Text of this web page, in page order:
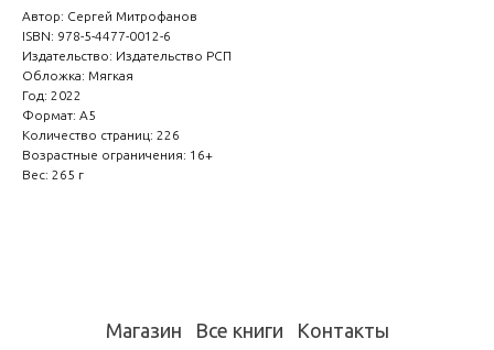
Автор: Сергей Митрофанов
ISBN: 978-5-4477-0012-6
Издательство: Издательство РСП
Обложка: Мягкая
Год: 2022
Формат: А5
Количество страниц: 226
Возрастные ограничения: 16+
Вес: 265 г
Магазин Все книги Контакты